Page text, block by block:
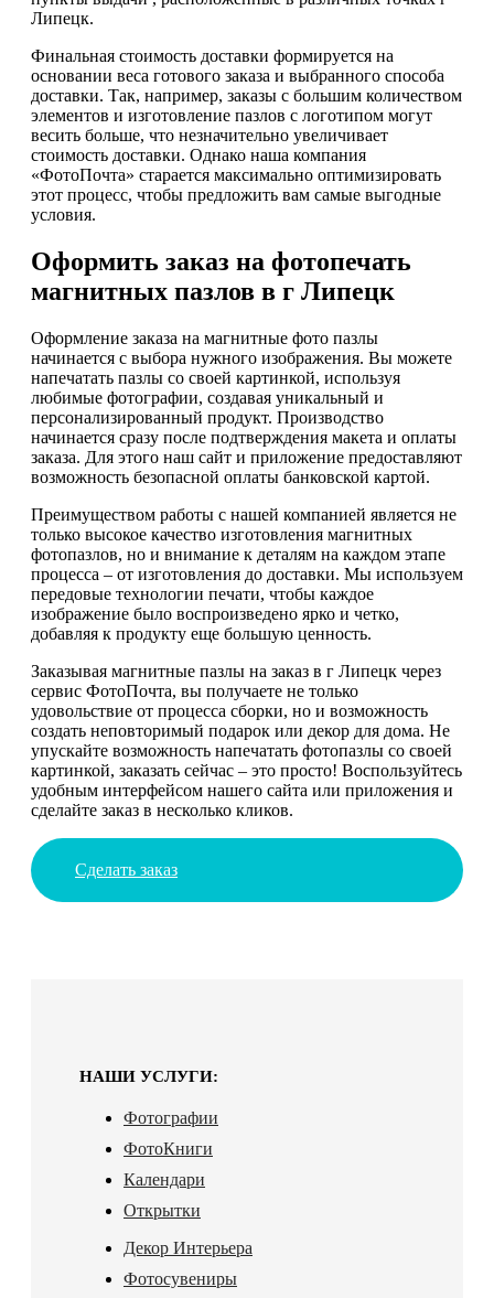
Липецк.
Финальная стоимость доставки формируется на
основании веса готового заказа и выбранного способа
доставки. Так, например, заказы с большим количеством
элементов и изготовление пазлов с логотипом могут
весить больше, что незначительно увеличивает
стоимость доставки. Однако наша компания
«ФотоПочта» старается максимально оптимизировать
этот процесс, чтобы предложить вам самые выгодные
условия.
Оформить заказ на фотопечать
магнитных пазлов в г Липецк
Оформление заказа на магнитные фото пазлы
начинается с выбора нужного изображения. Вы можете
напечатать пазлы со своей картинкой, используя
любимые фотографии, создавая уникальный и
персонализированный продукт. Производство
начинается сразу после подтверждения макета и оплаты
заказа. Для этого наш сайт и приложение предоставляют
возможность безопасной оплаты банковской картой.
Преимуществом работы с нашей компанией является не
только высокое качество изготовления магнитных
фотопазлов, но и внимание к деталям на каждом этапе
процесса – от изготовления до доставки. Мы используем
передовые технологии печати, чтобы каждое
изображение было воспроизведено ярко и четко,
добавляя к продукту еще большую ценность.
Заказывая магнитные пазлы на заказ в г Липецк через
сервис ФотоПочта, вы получаете не только
удовольствие от процесса сборки, но и возможность
создать неповторимый подарок или декор для дома. Не
упускайте возможность напечатать фотопазлы со своей
картинкой, заказать сейчас – это просто! Воспользуйтесь
удобным интерфейсом нашего сайта или приложения и
сделайте заказ в несколько кликов.
Сделать заказ
НАШИ УСЛУГИ:
Фотографии
ФотоКниги
Календари
Открытки
Декор Интерьера
Фотосувениры